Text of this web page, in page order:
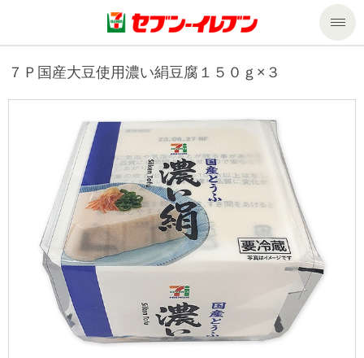
商品のご案内
今週の新商品
来週の新商品
商品カテゴリ一覧
セブンプレミアム
食の安全・安心への取組み
サービストップ
nanacoトップ
マルチコピー機でできること
マルチコピー機でできることトップ
便利なサービス
企業情報
企業情報トップ
ニュースリリース
私たちの取組み
サステナビリティ
サステナビリティトップ
７Ｐ国産大豆使用濃い絹豆腐１５０ｇ×３